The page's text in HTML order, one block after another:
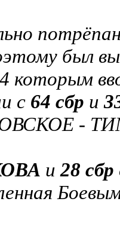
был
которым
с 64 сбр и
-
и28 сбр